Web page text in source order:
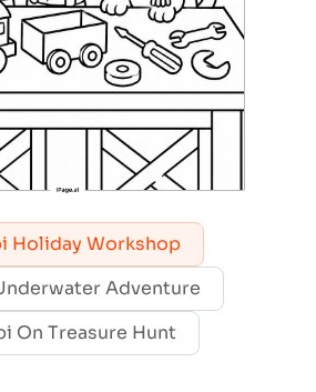
Holiday Workshop
Adventure
On Treasure Hunt